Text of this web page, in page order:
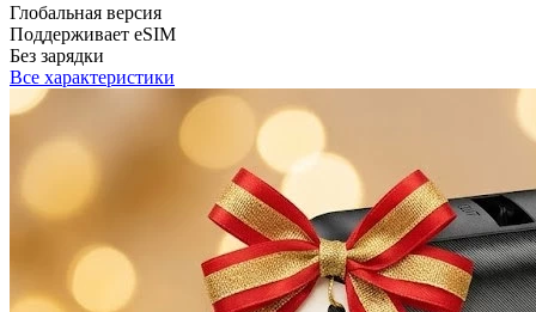
Глобальная версия
Поддерживает eSIM
Без зарядки
Все характеристики